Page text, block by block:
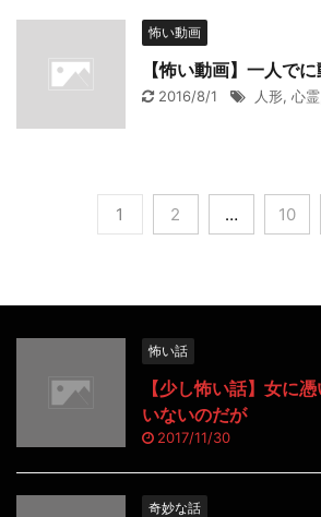
怖い動画
【怖い動画】一人で
2016/8/1 人形, 心霊
1 2 … 10
怖い話
【少し怖い話】女に
いないのだが
2017/11/30
奇妙な話